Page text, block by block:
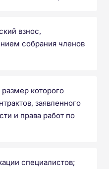
взнос,
собрания членов
которого
заявленного
и права работ по
специалистов;